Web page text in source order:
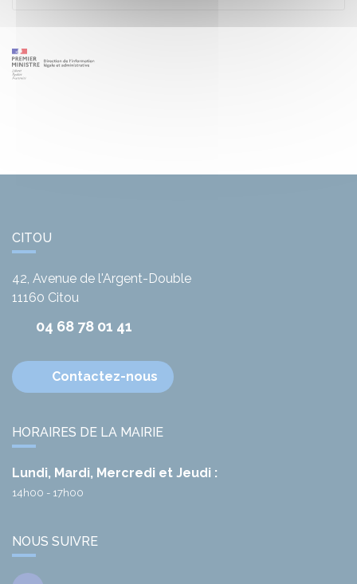
CITOU
42, Avenue de l'Argent-Double
11160 Citou
04 68 78 01 41
Contactez-nous
HORAIRES DE LA MAIRIE
Lundi, Mardi, Mercredi et Jeudi :
14h00 - 17h00
NOUS SUIVRE